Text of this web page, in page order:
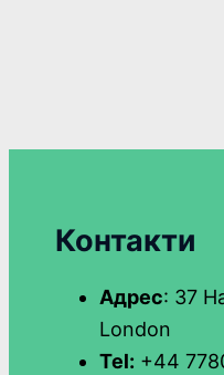
Контакти
Адрес: 37
London
Tel: +44